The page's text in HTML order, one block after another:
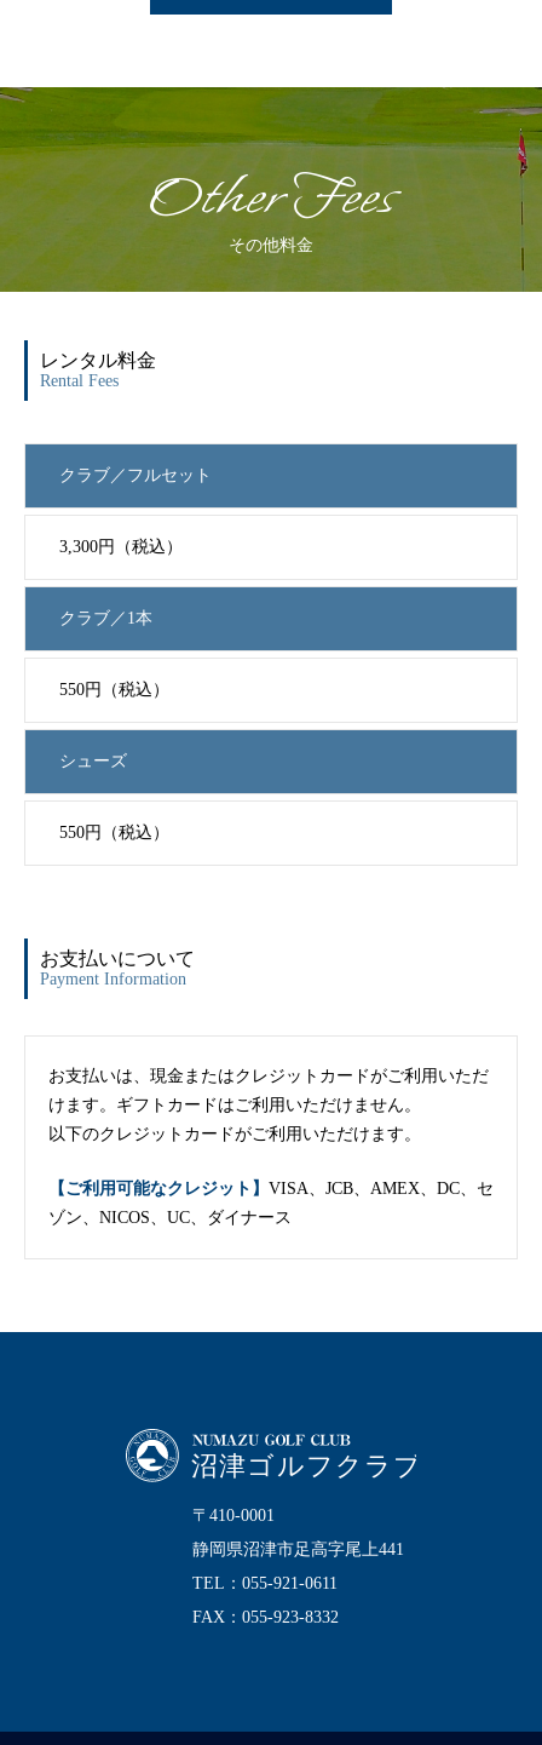
Other Fees
その他料金
レンタル料金
Rental Fees
クラブ／フルセット
3,300円（税込）
クラブ／1本
550円（税込）
シューズ
550円（税込）
お支払いについて
Payment Information
お支払いは、現金またはクレジットカードがご利用いただ
けます。ギフトカードはご利用いただけません。
以下のクレジットカードがご利用いただけます。
【ご利用可能なクレジット】 VISA、JCB、AMEX、DC、セ
ゾン、NICOS、UC、ダイナース
〒410-0001
静岡県沼津市足高字尾上441
TEL：055-921-0611
FAX：055-923-8332